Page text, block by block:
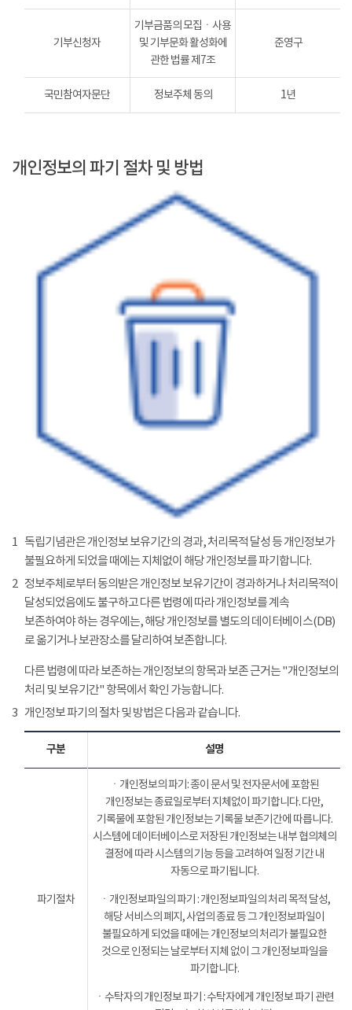
기부신청자
기부금품의 모집ㆍ사용
및 기부문화 활성화에
관한 법률 제7조
준영구
국민참여자문단 정보주체 동의 1년
개인정보의 파기 절차 및 방법
1 독립기념관은 개인정보 보유기간의 경과, 처리목적 달성 등 개인정보가
불필요하게 되었을 때에는 지체없이 해당 개인정보를 파기합니다.
2 정보주체로부터 동의받은 개인정보 보유기간이 경과하거나 처리목적이
달성되었음에도 불구하고 다른 법령에 따라 개인정보를 계속
보존하여야 하는 경우에는, 해당 개인정보를 별도의 데이터베이스(DB)
로 옮기거나 보관장소를 달리하여 보존합니다.
다른 법령에 따라 보존하는 개인정보의 항목과 보존 근거는 "개인정보의
처리 및 보유기간" 항목에서 확인 가능합니다.
3 개인정보 파기의 절차 및 방법은 다음과 같습니다.
구분 설명
파기절차
ㆍ개인정보의 파기: 종이 문서 및 전자문서에 포함된
개인정보는 종료일로부터 지체없이 파기합니다. 다만,
기록물에 포함된 개인정보는 기록물 보존기간에 따릅니다.
시스템에 데이터베이스로 저장된 개인정보는 내부 협의체의
결정에 따라 시스템의 기능 등을 고려하여 일정 기간 내
자동으로 파기됩니다.
ㆍ개인정보파일의 파기 : 개인정보파일의 처리 목적 달성,
해당 서비스의 폐지, 사업의 종료 등 그 개인정보파일이
불필요하게 되었을 때에는 개인정보의 처리가 불필요한
것으로 인정되는 날로부터 지체 없이 그 개인정보파일을
파기합니다.
ㆍ수탁자의 개인정보 파기 : 수탁자에게 개인정보 파기 관련